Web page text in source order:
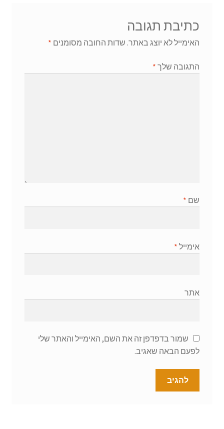
כתיבת תגובה
האימייל לא יוצג באתר. שדות החובה מסומנים *
התגובה שלך *
שם *
אימייל *
אתר
שמור בדפדפן זה את השם, האימייל והאתר שלי
לפעם הבאה שאגיב.